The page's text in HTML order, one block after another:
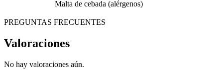
Malta de cebada (alérgenos)
PREGUNTAS FRECUENTES
Valoraciones
No hay valoraciones aún.